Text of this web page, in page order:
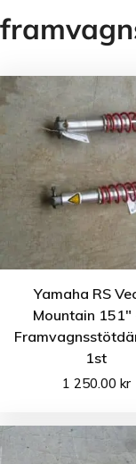
Yamaha RS
Mountain 151″
1st
1 250.00 kr